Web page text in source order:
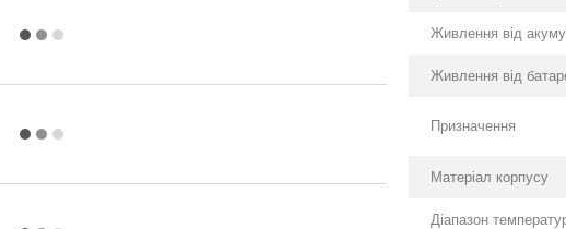
Живлення від
Живлення від
Призначення
Матеріал корпусу
Діапазон